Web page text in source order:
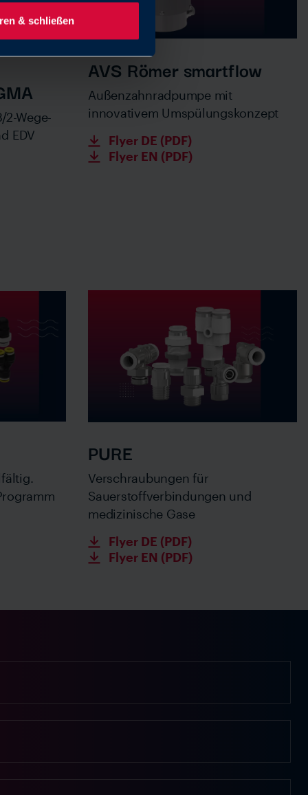
& schließen
Wege-
EDV
AVS Römer smartflow
Außenzahnradpumpe mit
innovativem Umspülungskonzept
Flyer DE (PDF)
Flyer EN (PDF)
PURE
Verschraubungen für
Sauerstoffverbindungen und
medizinische Gase
Flyer DE (PDF)
Flyer EN (PDF)